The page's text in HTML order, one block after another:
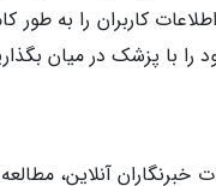
کاربران را به
را با پزشک در میان
آنلاین،